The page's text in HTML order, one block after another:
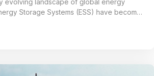
evolving landscape of global energy
Storage Systems (ESS) have become